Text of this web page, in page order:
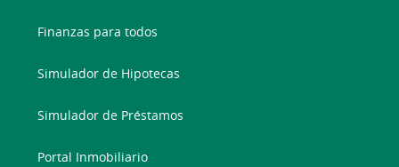
Finanzas para todos
Simulador de Hipotecas
Simulador de Préstamos
Portal Inmobiliario